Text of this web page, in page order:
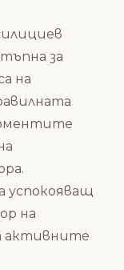
за
на
успокояващ
на
активните